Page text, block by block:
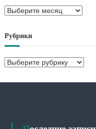
А
ы
Рубрики
Р
б